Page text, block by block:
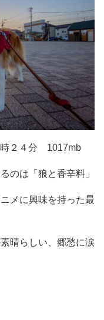
２４分 1017mb
は「狼と香辛料」
メに興味を持った最
晴らしい、郷愁に涙